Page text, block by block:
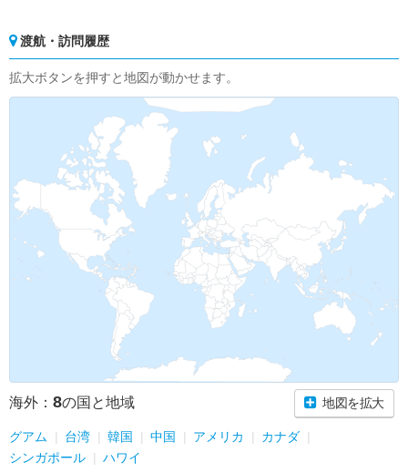
渡航・訪問履歴
拡大ボタンを押すと地図が動かせます。
海外： 8の国と地域 地図を拡大
グアム 台湾 韓国 中国 アメリカ
カナダ
シンガポール
ハワイ